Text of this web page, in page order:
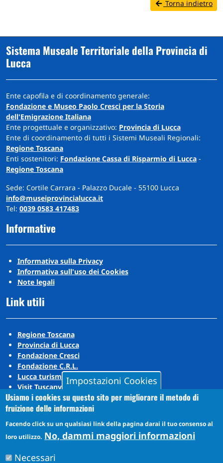
Torna indietro
Sistema Museale Territoriale della Provincia di
Lucca
Ente capofila e di coordinamento generale:
Fondazione e Museo Paolo Cresci per la Storia
dell'Emigrazione Italiana
Ente progettuale e organizzativo: Provincia di Lucca
Ente di coordinamento di tutti i Sistemi Museali Regionali:
Regione Toscana
Enti sostenitori: Fondazione Cassa di Risparmio di Lucca -
Regione Toscana
Sede: Cortile Carrara - Palazzo Ducale - 55100 Lucca
info@museiprovincialucca.it
Tel: 0039 0583 417483
Informative
Informativa sulla Privacy
Informativa sull'uso dei Cookies
Note legali
Link utili
Regione Toscana
Provincia di Lucca
Fondazione Cresci
Fondazione C.R.L.
Lucca turismo
Visit Tuscany
Puccini Lands
Social media
YouTube
Impostazioni Cookies
Usiamo i cookies su questo sito per migliorare il metodo di
fruizione delle informazioni
Facendo click su un qualsiasi link della pagina darai il tuo consenso al
loro utilizzo. No, dammi maggiori informazioni
Necessari